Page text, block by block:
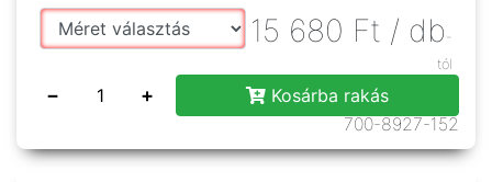
15 680 Ft / db -
tól
− +
Kosárba rakás
700-8927-152